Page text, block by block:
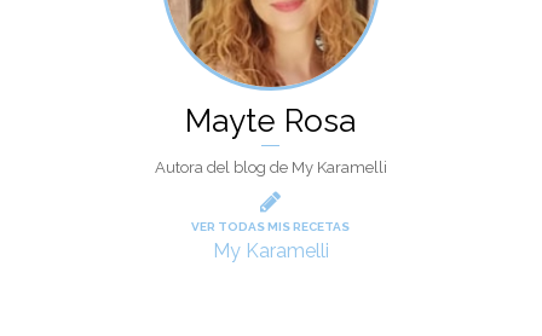
Mayte Rosa
Autora del blog de My Karamelli
VER TODAS MIS RECETAS
My Karamelli